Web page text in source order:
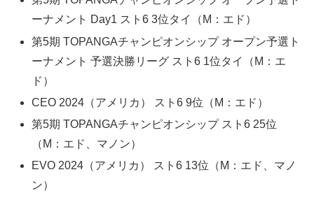
ーナメント Day1 スト6 3位タイ（M：エド）
第5期 TOPANGAチャンピオンシップ オープン予選ト
ーナメント 予選決勝リーグ スト6 1位タイ（M：エ
ド）
CEO 2024（アメリカ） スト6 9位（M：エド）
第5期 TOPANGAチャンピオンシップ スト6 25位
（M：エド、マノン）
EVO 2024（アメリカ） スト6 13位（M：エド、マノ
ン）